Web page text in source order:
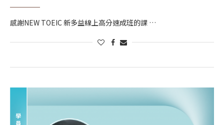
感謝NEW TOEIC 新多益線上高分速成班的課 …